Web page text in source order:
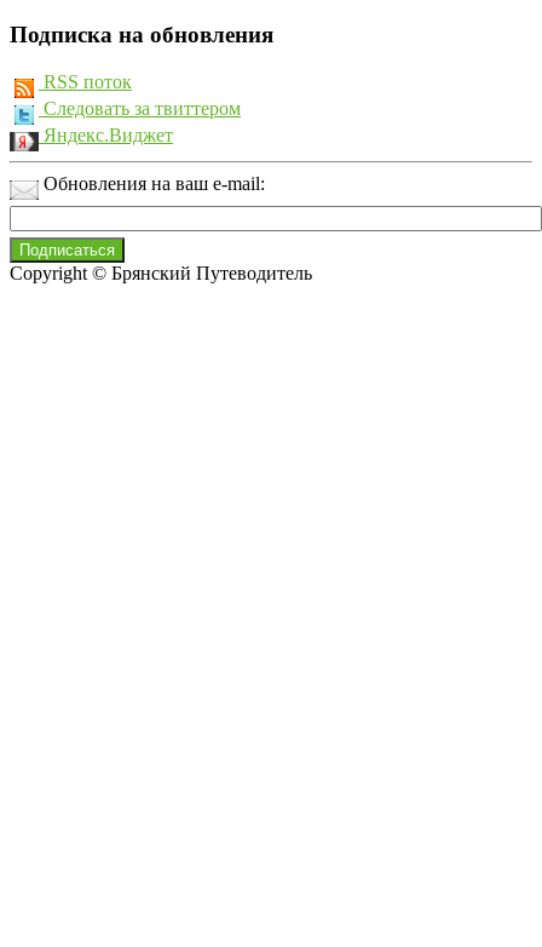
Подписка на обновления
RSS поток
Следовать за твиттером
Яндекс.Виджет
Обновления на ваш e-mail:
Copyright © Брянский Путеводитель